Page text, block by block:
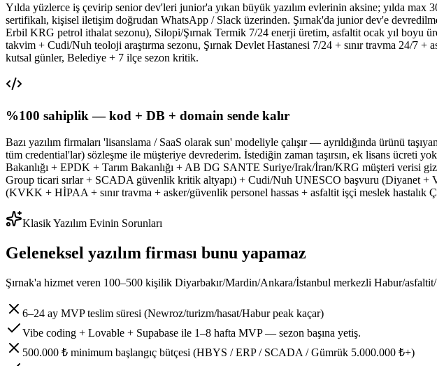
Yılda yüzlerce iş çevirip senior dev'leri junior'a yıkan büyük yazılım evlerinin aksine; yılda
sertifikalı, kişisel iletişim doğrudan WhatsApp / Slack üzerinden. Şırnak'da junior dev'e
Erbil KRG petrol ithalat sezonu), Silopi/Şırnak Termik 7/24 enerji üretim, asfaltit ocak yıl boyu
takvim + Cudi/Nuh teoloji araştırma sezonu, Şırnak Devlet Hastanesi 7/24 + sınır travma 24/
kutsal günler, Belediye + 7 ilçe sezon kritik.
%100 sahiplik — kod + DB + domain sende kalır
Bazı yazılım firmaları 'lisanslama / SaaS olarak sun' modeliyle çalışır — ayrıldığında ürünü
tüm credential'lar) sözleşme ile müşteriye devrederim. İstediğin zaman taşırsın, ek lisans ücreti
Bakanlığı + EPDK + Tarım Bakanlığı + AB DG SANTE Suriye/Irak/İran/KRG müşteri verisi
Group ticari sırlar + SCADA güvenlik kritik altyapı) + Cudi/Nuh UNESCO başvuru (Diyanet +
(KVKK + HİPAA + sınır travma + asker/güvenlik personel hassas + asfaltit işçi meslek
Klasik Yazılım Evinin Sorunları
Geleneksel yazılım firması bunu yapamaz
Şırnak'a hizmet veren 100–500 kişilik Diyarbakır/Mardin/Ankara/İstanbul merkezli Habur/asfaltit/
6–24 ay MVP teslim süresi (Newroz/turizm/hasat/Habur peak kaçar)
Vibe coding + Lovable + Supabase ile 1–8 hafta MVP — sezon başına yetiş.
500.000 ₺ minimum başlangıç bütçesi (HBYS / ERP / SCADA / Gümrük 5.000.000 ₺+)